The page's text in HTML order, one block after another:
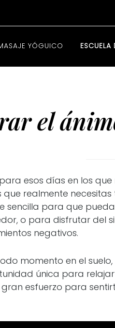
YÓGUICO
el
esos días en los
que realmente
sencilla para que
o para disfrutar del
negativos.
momento en el
única para
esfuerzo para